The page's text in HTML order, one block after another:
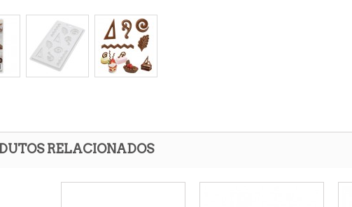
RELACIONADOS